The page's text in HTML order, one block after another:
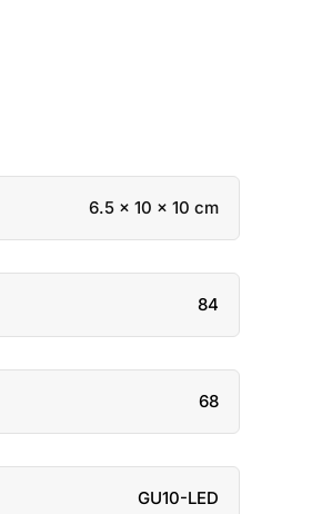
6.5 × 10 × 10 cm
84
68
GU10-LED